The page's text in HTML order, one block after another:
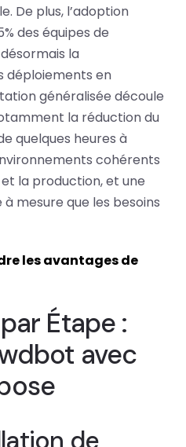
De plus, l’adoption
des équipes de
la
déploiements en
généralisée découle
la réduction du
quelques heures à
cohérents
la production, et une
mesure que les besoins
les avantages de
Étape :
avec
de